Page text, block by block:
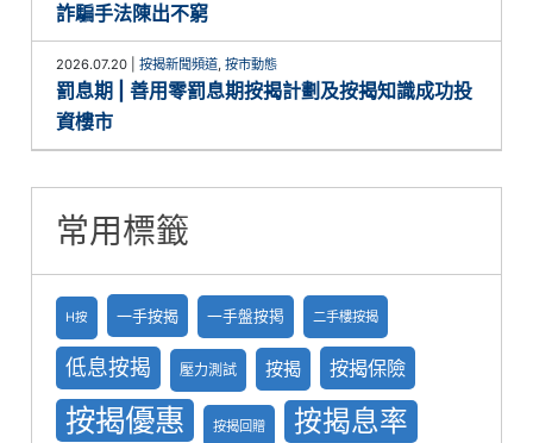
詐騙手法陳出不窮
2026.07.20 |按揭新聞頻道,按市動態
罰息期 | 善用零罰息期按揭計劃及按揭知識成功投
資樓市
常用標籤
H按 一手按揭 一手盤按掲 二手樓按揭
低息按揭 壓力測試 按揭 按揭保險
按揭優惠 按揭回贈 按揭息率